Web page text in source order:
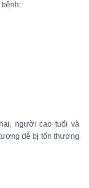
người cao tuổi và
dễ bị tổn thương